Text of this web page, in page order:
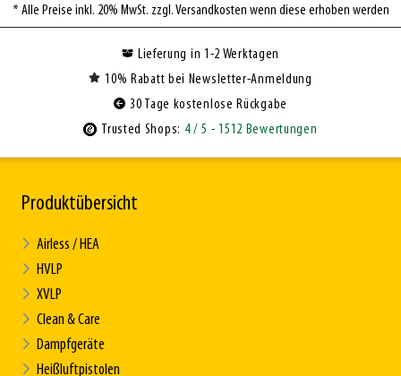
* Alle Preise inkl. 20% MwSt. zzgl. Versandkosten wenn diese erhoben werden
Lieferung in 1-2 Werktagen
10% Rabatt bei Newsletter-Anmeldung
30 Tage kostenlose Rückgabe
Trusted Shops: 4/ 5 - 1512 Bewertungen
Produktübersicht
Airless / HEA
HVLP
XVLP
Clean & Care
Dampfgeräte
Heißluftpistolen